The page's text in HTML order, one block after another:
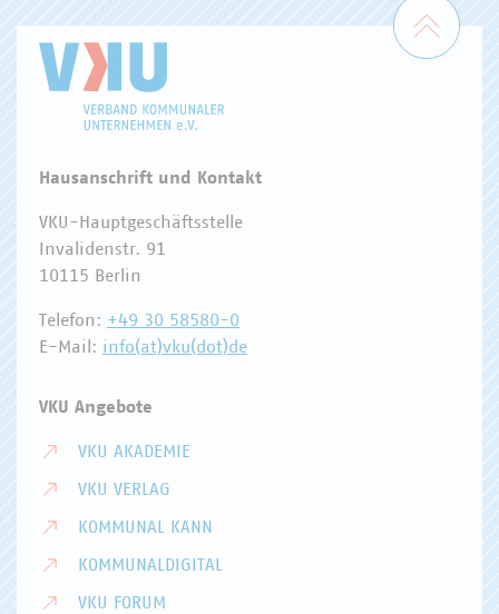
Zum
Hausanschrift und Kontakt
VKU-Hauptgeschäftsstelle
Invalidenstr. 91
10115 Berlin
Telefon: +49 30 58580-0
E-Mail: info(at)vku(dot)de
VKU Angebote
VKU AKADEMIE
VKU VERLAG
KOMMUNAL KANN
KOMMUNALDIGITAL
VKU FORUM